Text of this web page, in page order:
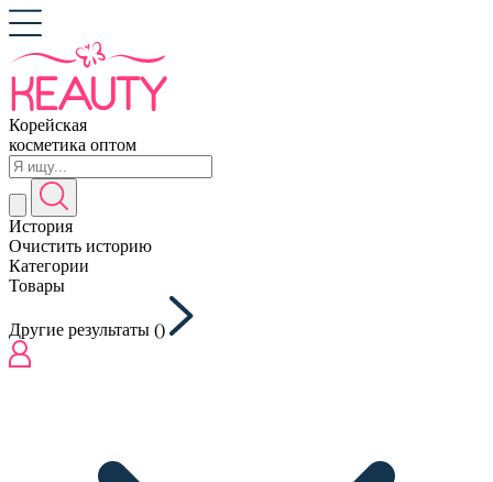
Корейская
косметика оптом
История
Очистить историю
Категории
Товары
Другие результаты ()